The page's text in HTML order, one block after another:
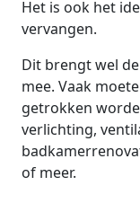
Het is ook het
vervangen.
Dit brengt wel
mee. Vaak
getrokken
verlichting,
of meer.